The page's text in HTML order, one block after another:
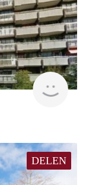
DELEN